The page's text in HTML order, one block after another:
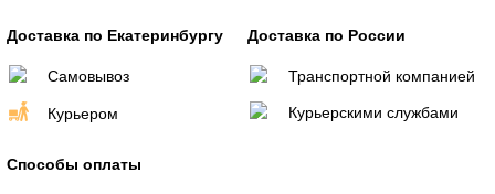
Доставка по Екатеринбургу
Самовывоз
Курьером
Доставка по России
Транспортной компанией
Курьерскими службами
Способы оплаты